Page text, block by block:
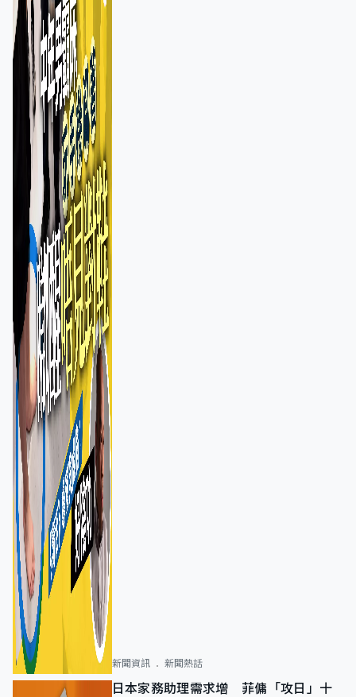
新聞資訊 新聞熱話
日本家務助理需求增 菲傭「攻日」十